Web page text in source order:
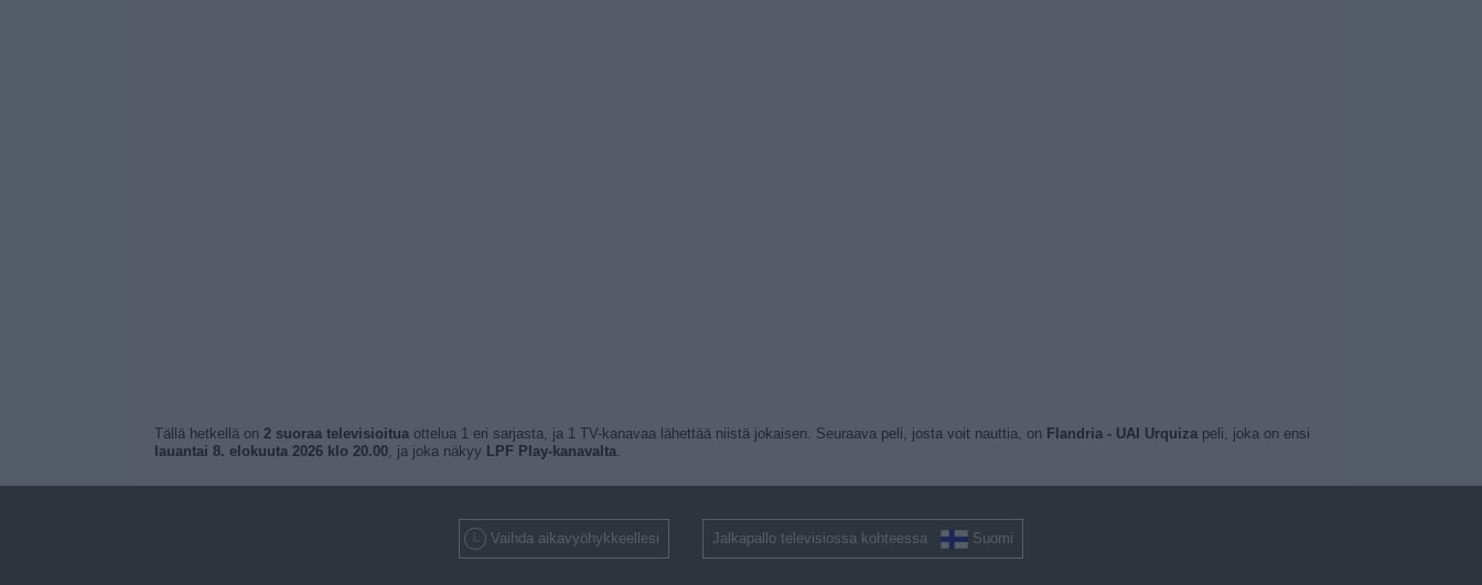
Tällä hetkellä on 2 suoraa televisioituaottelua 1 eri sarjasta, ja 1 TV-kanavaa lähettää niistä jokaisen. Seuraava peli, josta voit nauttia, on Flandria - UAI Urquizapeli, joka on ensi
lauantai 8. elokuuta 2026 klo 20.00, ja joka näkyy LPF Play-kanavalta.
Vaihda aikavyöhykkeellesi Jalkapallo televisiossa kohteessa Suomi